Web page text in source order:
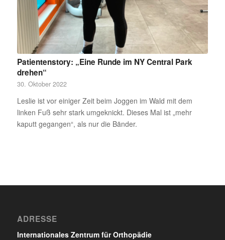
Patientenstory: „Eine Runde im NY Central Park
drehen“
30. Oktober 2022
Leslie ist vor einiger Zeit beim Joggen im Wald mit dem
linken Fuß sehr stark umgeknickt. Dieses Mal ist „mehr
kaputt gegangen“, als nur die Bänder.
ADRESSE
Internationales Zentrum für Orthopädie